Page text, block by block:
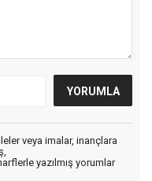
veya imalar, inançlara
yazılmış yorumlar